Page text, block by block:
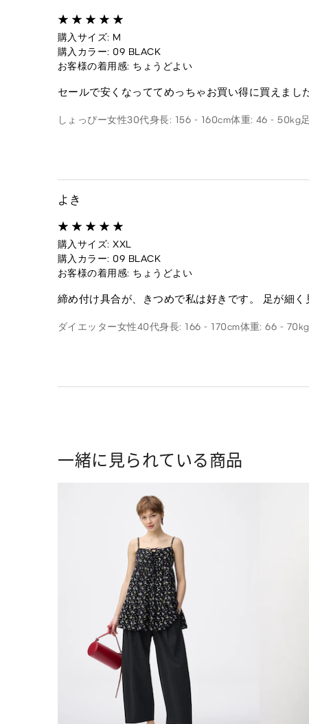
購入サイズ: M
購入カラー: 09 BLACK
お客様の着用感: ちょうどよい
セールで安くなっててめっちゃお買い得に買えまし
しょっぴー女性30代身長: 156 - 160cm体重: 46 - 50kg
よき
購入サイズ: XXL
購入カラー: 09 BLACK
お客様の着用感: ちょうどよい
締め付け具合が、きつめで私は好きです。 足が細
ダイエッター女性40代身長: 166 - 170cm体重: 66 - 70kg
一緒に見られている商品